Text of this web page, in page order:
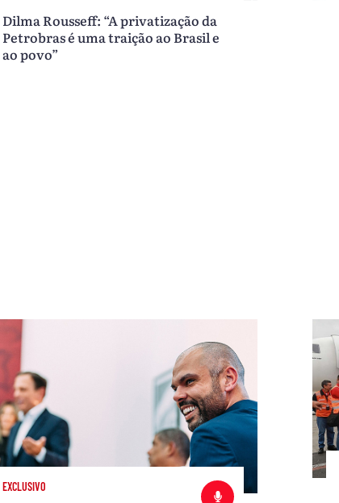
Dilma Rousseff: “A privatização da
Petrobras é uma traição ao Brasil e
ao povo”
EXCLUSIVO